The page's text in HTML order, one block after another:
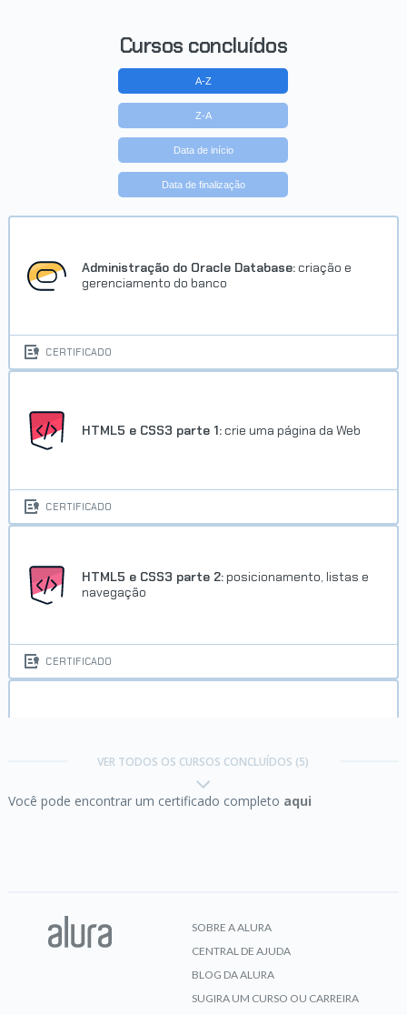
Cursos concluídos
A-Z
Z-A
Data de início
Data de finalização
Administração do Oracle Database: criação e
gerenciamento do banco
CERTIFICADO
HTML5 e CSS3 parte 1: crie uma página da Web
CERTIFICADO
HTML5 e CSS3 parte 2: posicionamento, listas e
navegação
CERTIFICADO
VER TODOS OS CURSOS CONCLUÍDOS (5)
Você pode encontrar um certificado completo aqui
SOBRE A ALURA
CENTRAL DE AJUDA
BLOG DA ALURA
SUGIRA UM CURSO OU CARREIRA